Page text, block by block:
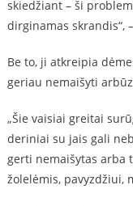
skiedžiant – ši
dirginamas skrandis“,
Be to, ji atkreipia
geriau nemaišyti
„Šie vaisiai greitai
deriniai su jais gali
gerti nemaišytas arba
žolelėmis, pavyzdžiui,